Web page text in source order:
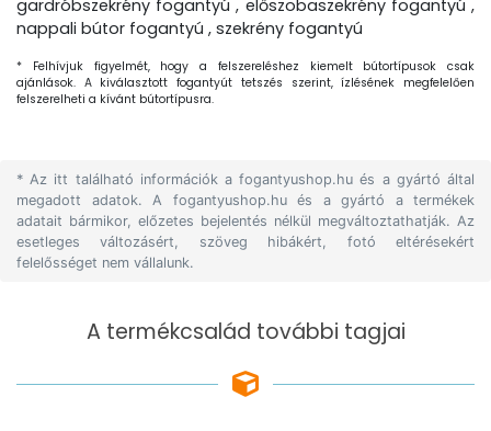
gardróbszekrény fogantyú , előszobaszekrény fogantyú ,
nappali bútor fogantyú , szekrény fogantyú
* Felhívjuk figyelmét, hogy a felszereléshez kiemelt bútortípusok csak
ajánlások. A kiválasztott fogantyút tetszés szerint, ízlésének megfelelően
felszerelheti a kívánt bútortípusra.
* Az itt található információk a fogantyushop.hu és a gyártó által
megadott adatok. A fogantyushop.hu és a gyártó a termékek
adatait bármikor, előzetes bejelentés nélkül megváltoztathatják. Az
esetleges változásért, szöveg hibákért, fotó eltérésekért
felelősséget nem vállalunk.
A termékcsalád további tagjai